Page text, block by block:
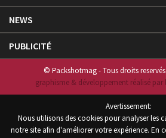
NEWS
PUBLICITÉ
© Packshotmag - Tous droits
graphisme & développement réalisé par
Avertissement:
Nous utilisons des cookies pour analyser les
notre site afin d'améliorer votre expérience. En